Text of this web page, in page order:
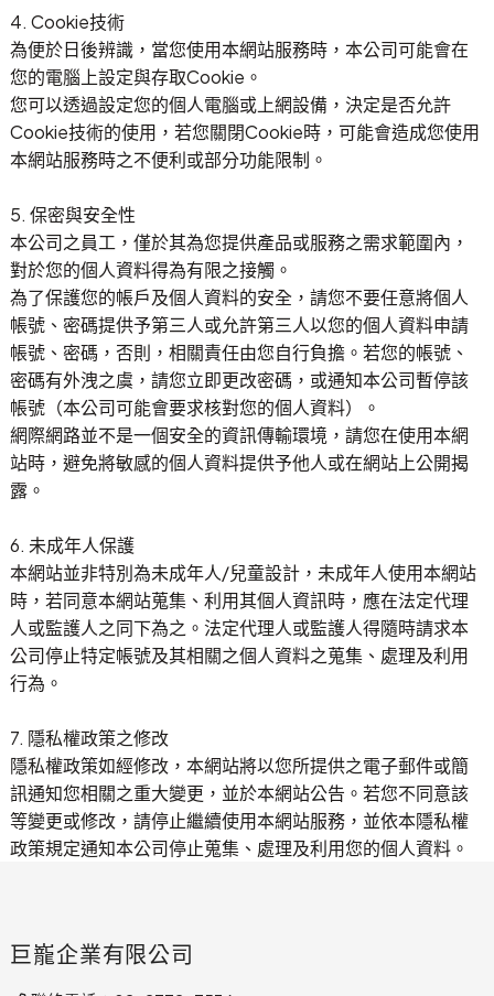
4. Cookie技術
為便於日後辨識，當您使用本網站服務時，本公司可能會在
您的電腦上設定與存取Cookie。
您可以透過設定您的個人電腦或上網設備，決定是否允許
Cookie技術的使用，若您關閉Cookie時，可能會造成您使用
本網站服務時之不便利或部分功能限制。
5. 保密與安全性
本公司之員工，僅於其為您提供產品或服務之需求範圍內，
對於您的個人資料得為有限之接觸。
為了保護您的帳戶及個人資料的安全，請您不要任意將個人
帳號、密碼提供予第三人或允許第三人以您的個人資料申請
帳號、密碼，否則，相關責任由您自行負擔。若您的帳號、
密碼有外洩之虞，請您立即更改密碼，或通知本公司暫停該
帳號（本公司可能會要求核對您的個人資料）。
網際網路並不是一個安全的資訊傳輸環境，請您在使用本網
站時，避免將敏感的個人資料提供予他人或在網站上公開揭
露。
6. 未成年人保護
本網站並非特別為未成年人/兒童設計，未成年人使用本網站
時，若同意本網站蒐集、利用其個人資訊時，應在法定代理
人或監護人之同下為之。法定代理人或監護人得隨時請求本
公司停止特定帳號及其相關之個人資料之蒐集、處理及利用
行為。
7. 隱私權政策之修改
隱私權政策如經修改，本網站將以您所提供之電子郵件或簡
訊通知您相關之重大變更，並於本網站公告。若您不同意該
等變更或修改，請停止繼續使用本網站服務，並依本隱私權
政策規定通知本公司停止蒐集、處理及利用您的個人資料。
巨巃企業有限公司